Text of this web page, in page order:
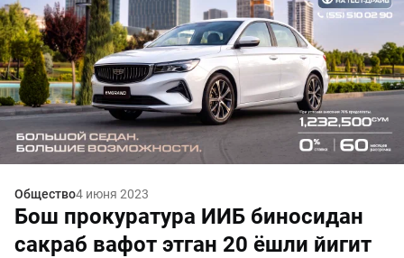
Общество4 июня 2023
Бош прокуратура ИИБ биносидан
сакраб вафот этган 20 ёшли йигит